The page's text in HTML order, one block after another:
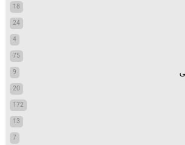
18
24
4
75
9
20
172
13
7